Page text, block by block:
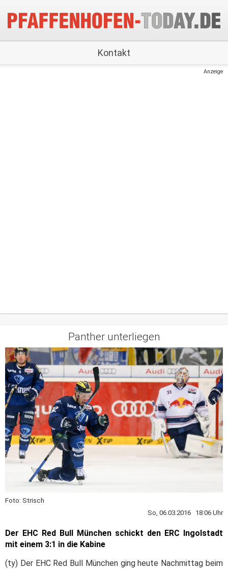
Kontakt
Anzeige
Panther unterliegen
Foto: Strisch
So, 06.03.2016 18:06 Uhr
Der EHC Red Bull München schickt den ERC Ingolstadt
mit einem 3:1 in die Kabine
(ty) Der EHC Red Bull München ging heute Nachmittag beim